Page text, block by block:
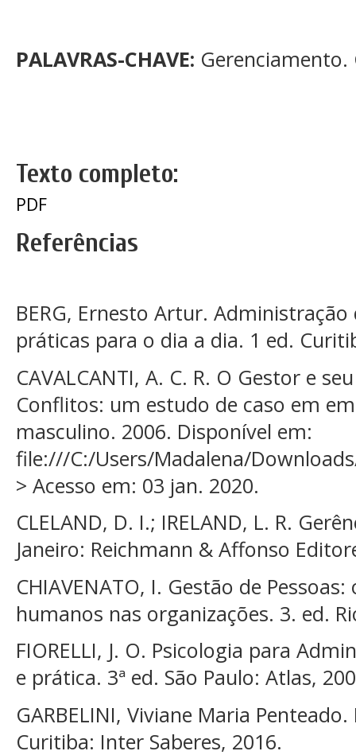
PALAVRAS-CHAVE:
Texto completo:
PDF
Referências
BERG, Ernesto Artur.
práticas para o dia a dia. 1 ed.
CAVALCANTI, A. C. R. O Gestor e
Conflitos: um estudo de caso em
masculino. 2006. Disponível em:
file:///C:/Users/Madalena/
> Acesso em: 03 jan. 2020.
CLELAND, D. I.; IRELAND, L. R.
Janeiro: Reichmann & Affonso
CHIAVENATO, I. Gestão de
humanos nas organizações. 3. ed.
FIORELLI, J. O. Psicologia para
e prática. 3ª ed. São Paulo: Atlas,
GARBELINI, Viviane Maria
Curitiba: Inter Saberes, 2016.